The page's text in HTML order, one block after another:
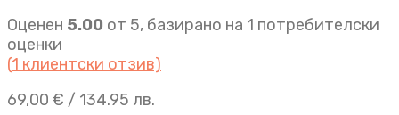
Оценен 5.00 от 5, базирано на 1 потребителски
оценки
(1 клиентски отзив)
69,00 € / 134.95 лв.